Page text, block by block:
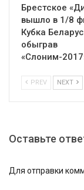
Брестское
вышло в 1/8
Кубка
обыграв
«Слоним-
PREV NEXT
Оставьте
Для отправки